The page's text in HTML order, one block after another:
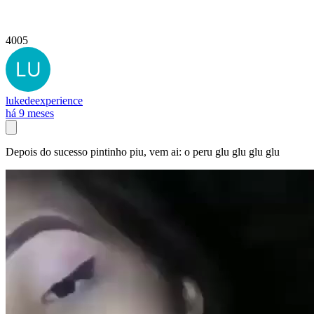
4005
lukedeexperience
há 9 meses
Depois do sucesso pintinho piu, vem ai: o peru glu glu glu glu